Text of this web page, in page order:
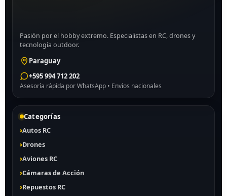
Pasión por el hobby extremo. Especialistas en RC, drones y
tecnología outdoor.
Paraguay
+595 994 712 202
Asesoría rápida por WhatsApp • Envíos nacionales
Categorías
Autos RC
Drones
Aviones RC
Cámaras de Acción
Repuestos RC